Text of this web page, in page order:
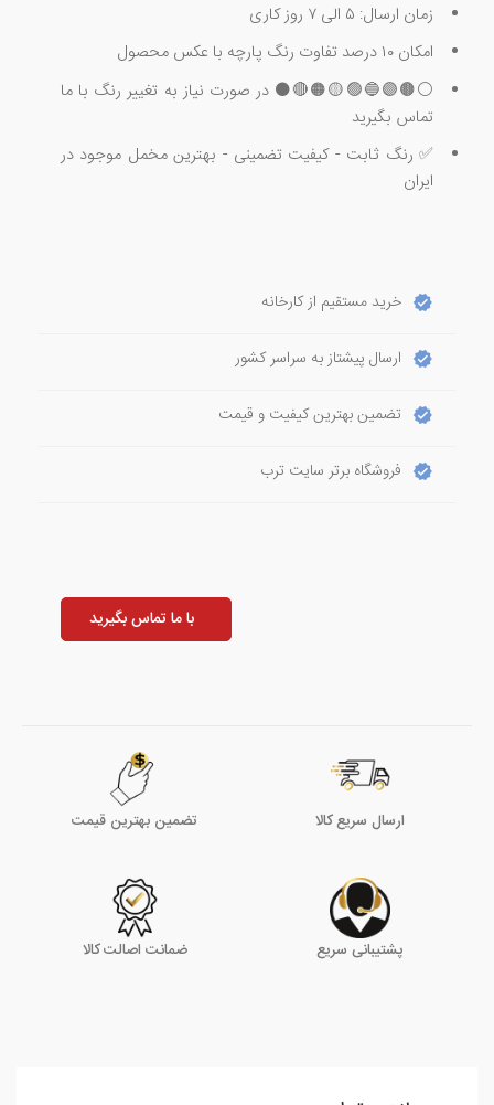
زمان ارسال: ۵ الی ۷ روز کاری
امکان ۱۰ درصد تفاوت رنگ پارچه با عکس محصول
⚪🟤🟣🔵🟢🟡🟠🔴⚫ در صورت نیاز به تغییر رنگ با ما
تماس بگیرید
✅ رنگ ثابت - کیفیت تضمینی - بهترین مخمل موجود در
ایران
خرید مستقیم از کارخانه
ارسال پیشتاز به سراسر کشور
تضمین بهترین کیفیت و قیمت
فروشگاه برتر سایت ترب
با ما تماس بگیرید
ارسال سریع کالا تضمین بهترین قیمت
پشتیبانی سریع ضمانت اصالت کالا